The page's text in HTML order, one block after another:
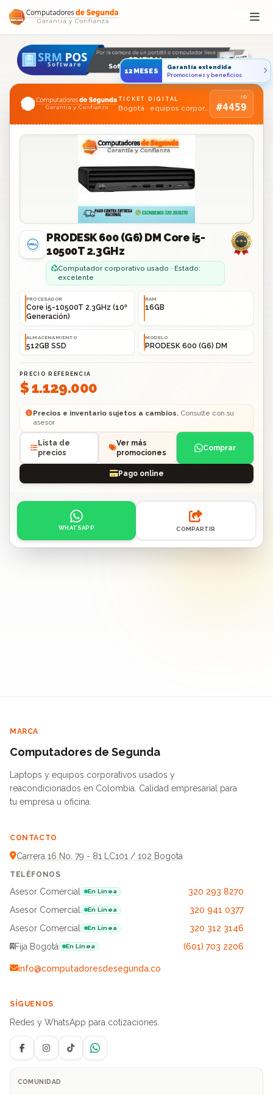
Saltar al contenido
TICKET DIGITAL
Bogotá · equipos corporativos usados
ID
#4459
PRODESK 600 (G6) DM Core i5-
10500T 2.3GHz
Computador corporativo usado · Estado:
excelente
PROCESADOR
Core i5-10500T 2.3GHz (10ª
Generación)
RAM
16GB
ALMACENAMIENTO
512GB SSD
MODELO
PRODESK 600 (G6) DM
PRECIO REFERENCIA
$ 1.129.000
Precios e inventario sujetos a cambios.Consulte con su
asesor
Lista de
precios
Ver más
promociones
Comprar
Pago online
Acciones: contacto por WhatsApp o compartir enlace.
WHATSAPP COMPARTIR
12MESES
Garantía extendida
Promociones y beneficios
MARCA
Computadores de Segunda
Laptops y equipos corporativos usados y
reacondicionados en Colombia. Calidad empresarial para
tu empresa u oficina.
CONTACTO
Carrera 16 No. 79 - 81 LC101 / 102 Bogotá
TELÉFONOS
Asesor Comercial En Línea
320 293 8270
Asesor Comercial
En Línea
320 941 0377
Asesor Comercial
En Línea
320 312 3146
Fija Bogotá
En Línea (601) 703 2206
info@computadoresdesegunda.co
SÍGUENOS
Redes y WhatsApp para cotizaciones.
FacebookInstagramTikTokWhatsApp
COMUNIDAD